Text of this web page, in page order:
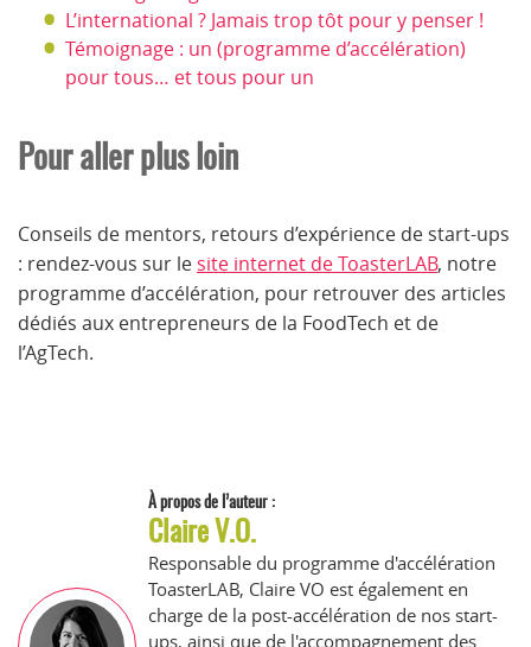
L’international ? Jamais trop tôt pour y penser !
Témoignage : un (programme d’accélération)
pour tous… et tous pour un
Pour aller plus loin
Conseils de mentors, retours d’expérience de start-ups
: rendez-vous sur lesite internet de ToasterLAB, notre
programme d’accélération, pour retrouver des articles
dédiés aux entrepreneurs de la FoodTech et de
l’AgTech.
À propos de l’auteur :
Claire V.O.
Responsable du programme d'accélération
ToasterLAB, Claire VO est également en
charge de la post-accélération de nos start-
ups, ainsi que de l'accompagnement des